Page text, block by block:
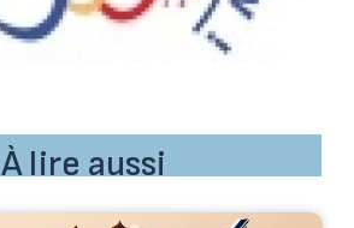
À lire aussi